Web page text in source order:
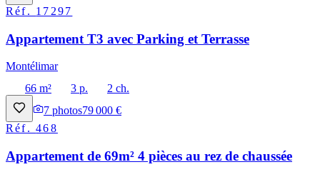
Réf. 17297
Appartement T3 avec Parking et Terrasse
Montélimar
66 m²
3 p.
2 ch.
7 photos79 000 €
Réf.468
Appartement de 69m² 4 pièces au rez de chaussée